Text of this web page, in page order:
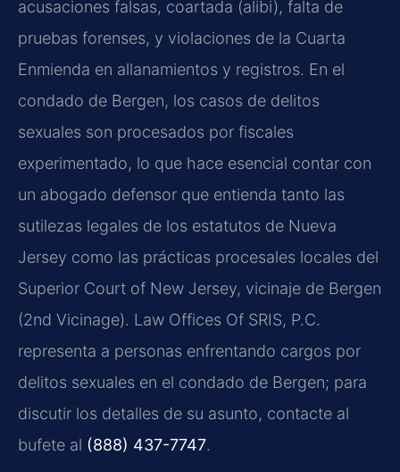
acusaciones falsas, coartada (alibi), falta de
pruebas forenses, y violaciones de la Cuarta
Enmienda en allanamientos y registros. En el
condado de Bergen, los casos de delitos
sexuales son procesados por fiscales
experimentado, lo que hace esencial contar con
un abogado defensor que entienda tanto las
sutilezas legales de los estatutos de Nueva
Jersey como las prácticas procesales locales del
Superior Court of New Jersey, vicinaje de Bergen
(2nd Vicinage). Law Offices Of SRIS, P.C.
representa a personas enfrentando cargos por
delitos sexuales en el condado de Bergen; para
discutir los detalles de su asunto, contacte al
bufete al (888) 437-7747.